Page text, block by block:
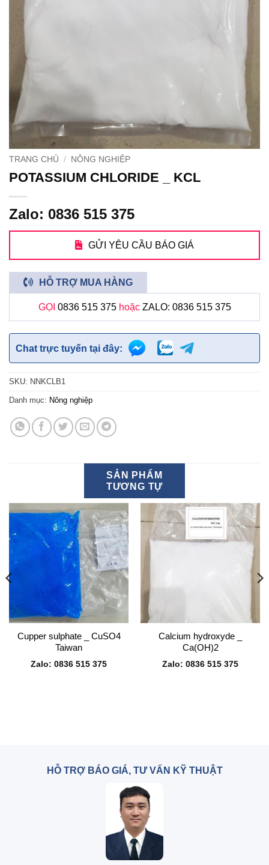
TRANG CHỦ / NÔNG NGHIỆP
POTASSIUM CHLORIDE _ KCL
Zalo: 0836 515 375
GỬI YÊU CẦU BÁO GIÁ
HỖ TRỢ MUA HÀNG
GỌI 0836 515 375hoặc ZALO: 0836 515 375
Chat trực tuyến tại đây:
SKU: NNKCLB1
Danh mục: Nông nghiệp
SẢN PHẨM
TƯƠNG TỰ
Cupper sulphate _ CuSO4
Taiwan
Zalo: 0836 515 375
Calcium hydroxyde _
Ca(OH)2
Zalo: 0836 515 375
HỖ TRỢ BÁO GIÁ, TƯ VẤN KỸ THUẬT